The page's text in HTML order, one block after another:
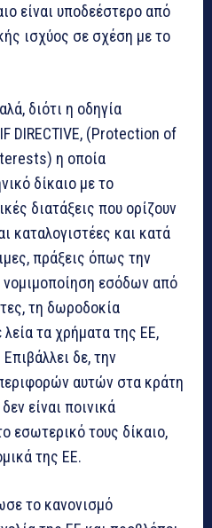
είναι υποδεέστερο από
ισχύος σε σχέση με το
διότι η οδηγία
DIRECTIVE, (Protection of
η οποία
δίκαιο με το
διατάξεις που ορίζουν
καταλογιστέες και κατά
πράξεις όπως την
εσόδων από
τη δωροδοκία
τα χρήματα της ΕΕ,
δε, την
αυτών στα κράτη
είναι ποινικά
εσωτερικό τους δίκαιο,
της ΕΕ.
το κανονισμό